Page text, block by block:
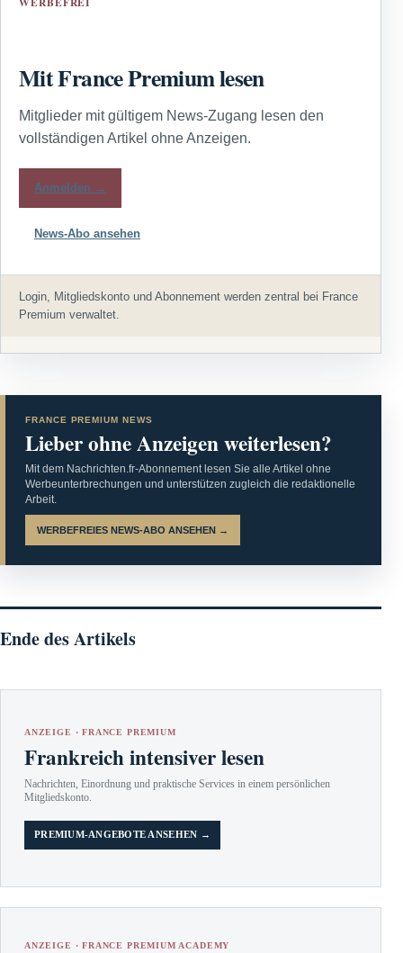
Mit France Premium lesen
Mitglieder mit gültigem News-Zugang lesen den
vollständigen Artikel ohne Anzeigen.
Anmelden →
News-Abo ansehen
Login, Mitgliedskonto und Abonnement werden zentral bei France
Premium verwaltet.
FRANCE PREMIUM NEWS
Lieber ohne Anzeigen weiterlesen?
Mit dem Nachrichten.fr-Abonnement lesen Sie alle Artikel ohne
Werbeunterbrechungen und unterstützen zugleich die redaktionelle
Arbeit.
WERBEFREIES NEWS-ABO ANSEHEN →
Ende des Artikels
ANZEIGE · FRANCE PREMIUM
Frankreich intensiver lesen
Nachrichten, Einordnung und praktische Services in einem persönlichen
Mitgliedskonto.
PREMIUM-ANGEBOTE ANSEHEN →
ANZEIGE · FRANCE PREMIUM ACADEMY